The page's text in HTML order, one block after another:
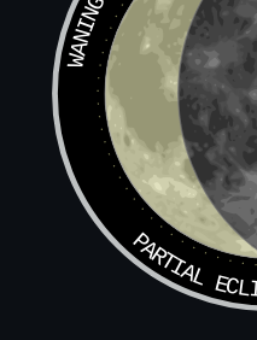
取罡炁
凡书符，毋令妇人见。密
黑咒：
轰摄总正，罡极阳明。正
PARTIAL